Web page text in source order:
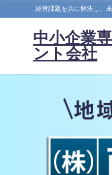
経営課題を共に解決し、
中小企業
ント会社